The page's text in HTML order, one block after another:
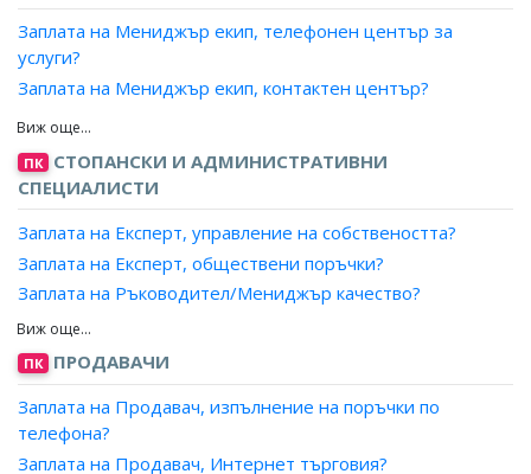
Заплата на Мениджър екип, телефонен център за
услуги?
Заплата на Мениджър екип, контактен център?
Заплата на Мениджър екип?
Заплата на Офис мениджър?
Заплата на Административен специалист с контролни
функции?
Заплата на Специалист с контролни функции, въвеждане
на данни?
Заплата на Специалист с контролни функции,
деловодство и архив?
Заплата на Специалист с контролни функции, човешки
ресурси?
ПК СТОПАНСКИ И АДМИНИСТРАТИВНИ
СПЕЦИАЛИСТИ
Заплата на Експерт, управление на собствеността?
Заплата на Експерт, обществени поръчки?
Заплата на Ръководител/Мениджър качество?
Заплата на Експерт лизинг?
Заплата на Мениджър, ключови клиенти?
Заплата на Експерт доставки, преработваща
промишленост?
Заплата на Мениджър, проекти?
ПК
ПРОДАВАЧИ
Заплата на Продавач, изпълнение на поръчки по
телефона?
Заплата на Продавач, Интернет търговия?